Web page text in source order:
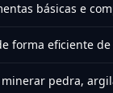
básicas e
forma eficiente
pedra,